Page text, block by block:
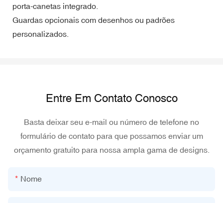
porta-canetas integrado.
Guardas opcionais com desenhos ou padrões
personalizados.
Entre Em Contato Conosco
Basta deixar seu e-mail ou número de telefone no
formulário de contato para que possamos enviar um
orçamento gratuito para nossa ampla gama de designs.
Nome